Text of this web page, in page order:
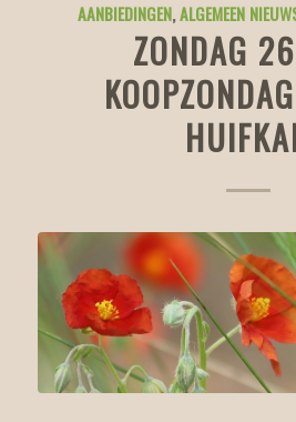
AANBIEDINGEN,ALGEMEEN
ZONDAG